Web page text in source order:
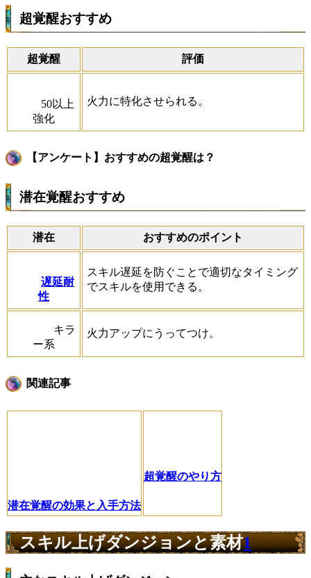
超覚醒おすすめ
超覚醒 評価
50以上
強化
火力に特化させられる。
【アンケート】おすすめの超覚醒は？
潜在覚醒おすすめ
潜在 おすすめのポイント
遅延耐
性
スキル遅延を防ぐことで適切なタイミング
でスキルを使用できる。
キラ
ー系
火力アップにうってつけ。
関連記事
潜在覚醒の効果と入手方法
超覚醒のやり方
スキル上げダンジョンと素材1